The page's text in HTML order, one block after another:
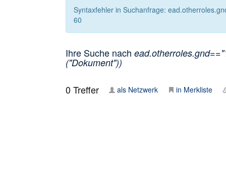
Syntaxfehler in Suchanfrage:
60
Ihre Suche nach
("Dokument"))
0Treffer als Netzwerk in Merkliste